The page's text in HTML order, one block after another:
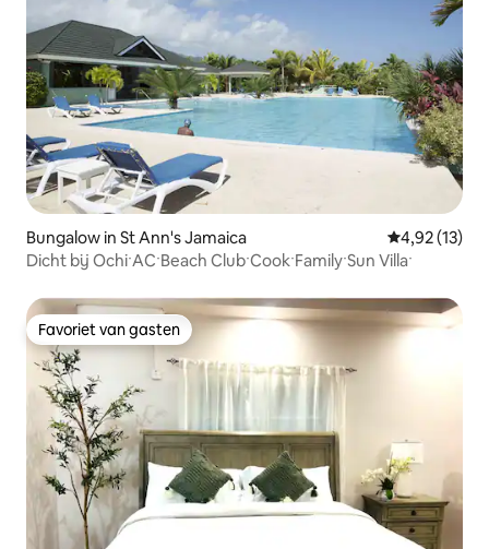
Bungalow in St Ann's Jamaica Gemiddelde
4,92 (13)
Dicht bij OchiˑACˑBeach ClubˑCookˑFamilyˑSun Villaˑ
Favoriet van gasten
Favoriet van gasten